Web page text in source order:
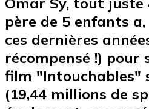
père de 5 enfants
ces dernières
récompensé !) pour
film "Intouchables"
(19,44 millions de